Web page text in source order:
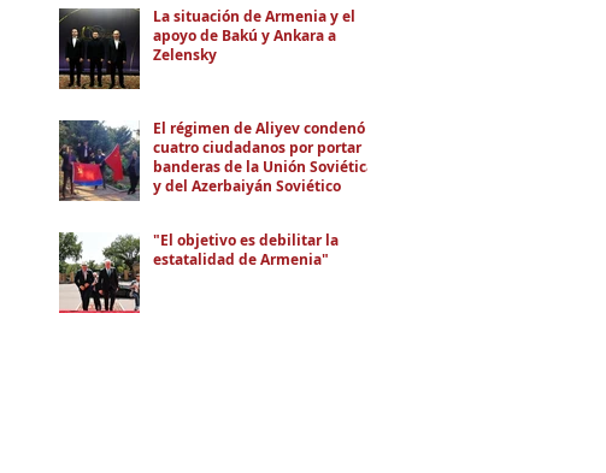
La situación de Armenia y el
apoyo de Bakú y Ankara a
Zelensky
El régimen de Aliyev condenó a
cuatro ciudadanos por portar
banderas de la Unión Soviética
y del Azerbaiyán Soviético
"El objetivo es debilitar la
estatalidad de Armenia"